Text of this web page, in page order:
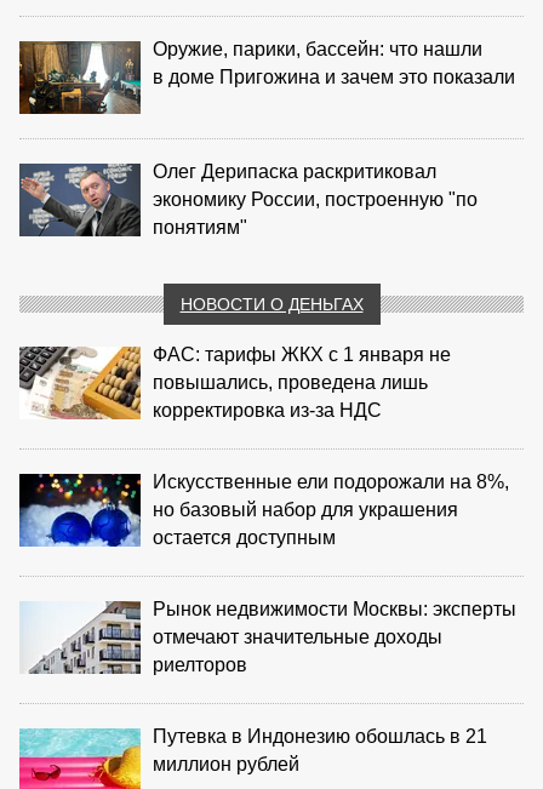
Оружие, парики, бассейн: что нашли
в доме Пригожина и зачем это показали
Олег Дерипаска раскритиковал
экономику России, построенную "по
понятиям"
НОВОСТИ О ДЕНЬГАХ
ФАС: тарифы ЖКХ с 1 января не
повышались, проведена лишь
корректировка из‑за НДС
Искусственные ели подорожали на 8%,
но базовый набор для украшения
остается доступным
Рынок недвижимости Москвы: эксперты
отмечают значительные доходы
риелторов
Путевка в Индонезию обошлась в 21
миллион рублей